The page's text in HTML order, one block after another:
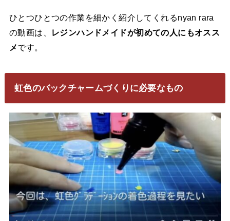
ひとつひとつの作業を細かく紹介してくれるnyan rara
の動画は、
レジンハンドメイドが初めての人にもオスス
メです。
虹色のバックチャームづくりに必要なもの